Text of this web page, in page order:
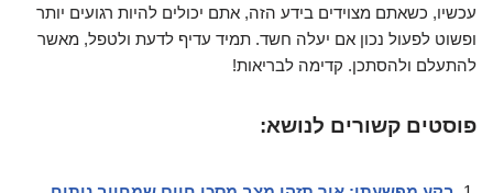
עכשיו, כשאתם מצוידים בידע הזה, אתם יכולים להיות רגועים יותר
ופשוט לפעול נכון אם יעלה חשד. תמיד עדיף לדעת ולטפל, מאשר
להתעלם ולהסתכן. קדימה לבריאות!
פוסטים קשורים לנושא: